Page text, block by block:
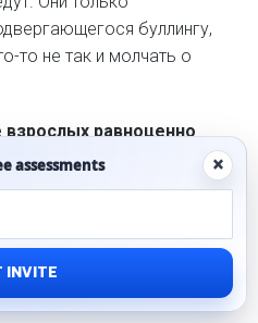
буллингу,
то не так и молчать о
равноценно
и отказу в помощи
Если мне никто не
assessments ×
INVITE